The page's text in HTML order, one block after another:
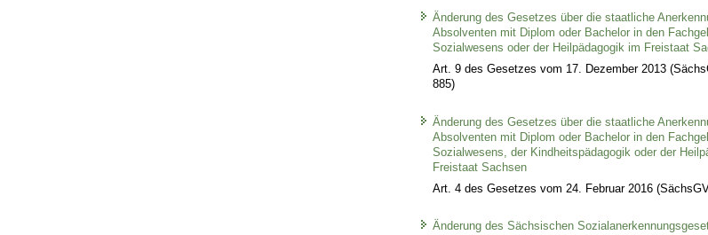
Änderung des Gesetzes über die staatliche
Absolventen mit Diplom oder Bachelor in den
Sozialwesens oder der Heilpädagogik im Freistaat
Art. 9 des Gesetzes vom 17. Dezember 2013
885)
Änderung des Gesetzes über die staatliche
Absolventen mit Diplom oder Bachelor in den
Sozialwesens, der Kindheitspädagogik oder der
Freistaat Sachsen
Art. 4 des Gesetzes vom 24. Februar 2016
Änderung des Sächsischen